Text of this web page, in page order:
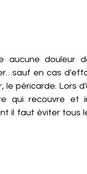
aucune douleur
en cas
péricarde. Lors
qui recouvre
il faut éviter tous